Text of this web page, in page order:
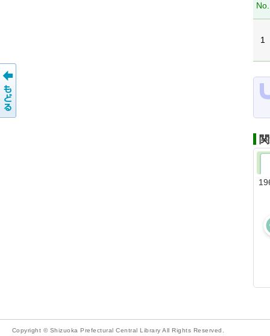
No.
1
Copyright © Shizuoka Prefectural Central Library All Rights Reserved.